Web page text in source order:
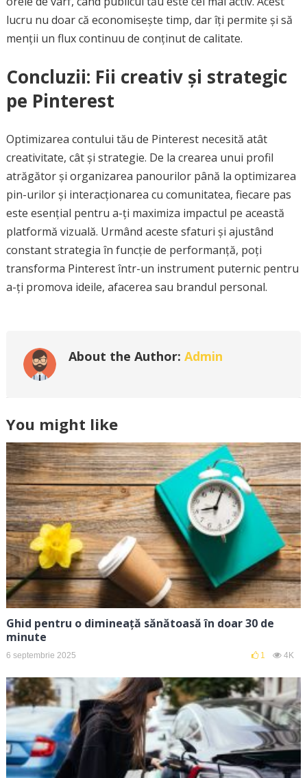
lucru nu doar că economisește timp, dar îți permite și să
menții un flux continuu de conținut de calitate.
Concluzii: Fii creativ și strategic
pe Pinterest
Optimizarea contului tău de Pinterest necesită atât
creativitate, cât și strategie. De la crearea unui profil
atrăgător și organizarea panourilor până la optimizarea
pin-urilor și interacționarea cu comunitatea, fiecare pas
este esențial pentru a-ți maximiza impactul pe această
platformă vizuală. Urmând aceste sfaturi și ajustând
constant strategia în funcție de performanță, poți
transforma Pinterest într-un instrument puternic pentru
a-ți promova ideile, afacerea sau brandul personal.
About the Author: Admin
You might like
Ghid pentru o dimineață sănătoasă în doar 30 de
minute
6 septembrie 2025 1 4K